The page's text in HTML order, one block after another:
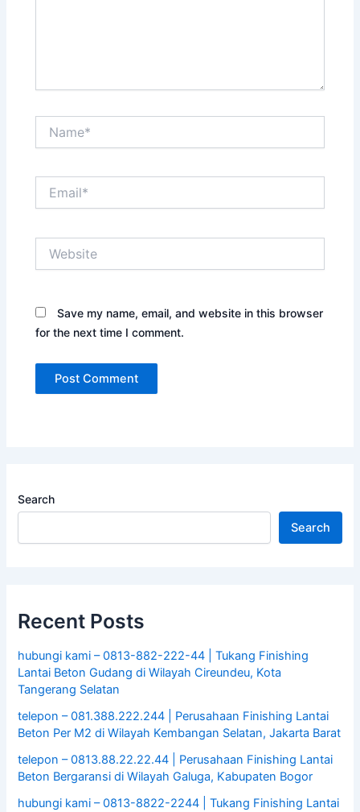
Save my name, email, and website in this browser
for the next time I comment.
Search
Search
Recent Posts
hubungi kami – 0813-882-222-44 | Tukang Finishing
Lantai Beton Gudang di Wilayah Cireundeu, Kota
Tangerang Selatan
telepon – 081.388.222.244 | Perusahaan Finishing Lantai
Beton Per M2 di Wilayah Kembangan Selatan, Jakarta Barat
telepon – 0813.88.22.22.44 | Perusahaan Finishing Lantai
Beton Bergaransi di Wilayah Galuga, Kabupaten Bogor
hubungi kami – 0813-8822-2244 | Tukang Finishing Lantai